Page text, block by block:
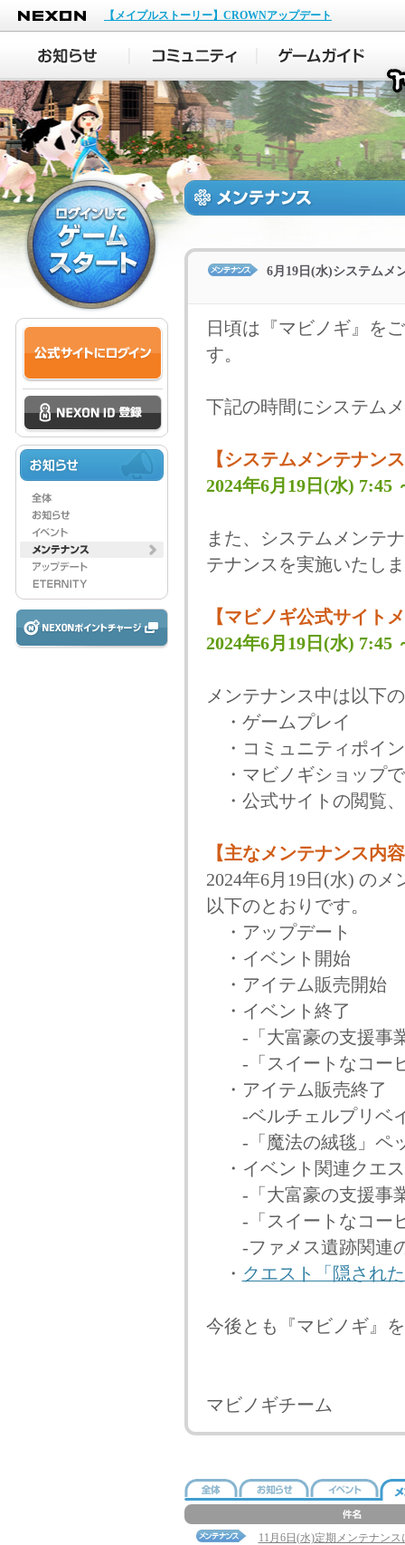
NEXON
【メイプルストーリー】CROWNアップデート
6月19日(水)システムメ
日頃は『マビノギ』を
す。
下記の時間にシステム
【システムメンテナン
2024年6月19日(水) 7:45
また、システムメンテ
テナンスを実施いたし
【マビノギ公式サイト
2024年6月19日(水) 7:45
メンテナンス中は以下
・ゲームプレイ
・コミュニティポイ
・マビノギショップ
・公式サイトの閲覧
【主なメンテナンス内
2024年6月19日(水) の
以下のとおりです。
・アップデート
・イベント開始
・アイテム販売開始
・イベント終了
-「大富豪の支援事業
-「スイートなコー
・アイテム販売終了
-ベルチェルプリベ
-「魔法の絨毯」ペ
・イベント関連クエ
-「大富豪の支援事業
-「スイートなコー
-ファメス遺跡関連
・ クエスト「隠され
今後とも『マビノギ』
マビノギチーム
11月6日(水)定期メンテナンス